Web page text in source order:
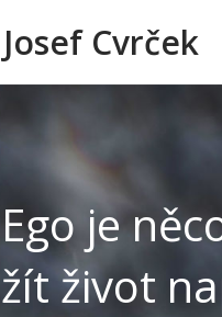
Josef Cvrček
Ego je
žít život